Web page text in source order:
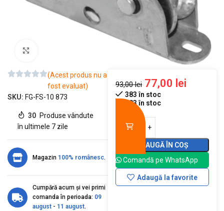
(Acest produs nu a
fost evaluat)
SKU: FG-FS-10 873
30 Produse vândute
în ultimele 7 zile
Magazin 100% românesc.
Cumpără acum și vei primi
comanda în perioada: 09
august - 11 august.
93,00lei 77,00 lei
383 în stoc
383 în stoc
ADAUGĂ ÎN COȘ
Comandă pe WhatsApp
Adaugă la favorite